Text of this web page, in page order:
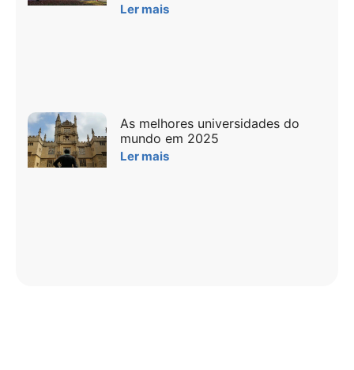
Ler mais
As melhores universidades do
mundo em 2025
Ler mais